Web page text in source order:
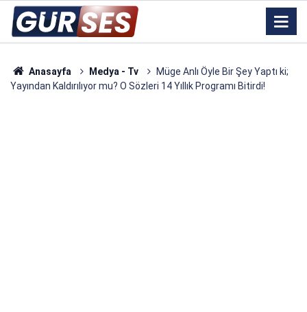
Anasayfa Medya - Tv
Müge Anlı Öyle Bir Şey Yaptı ki;
Yayından Kaldırılıyor mu? O Sözleri 14 Yıllık Programı Bitirdi!